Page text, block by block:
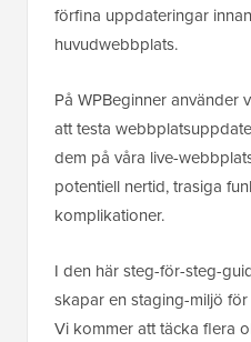
förfina uppdateringar
huvudwebbplats.
På WPBeginner
att testa
dem på våra live-
potentiell nertid, trasiga
komplikationer.
I den här steg-för-steg-
skapar en staging-miljö
Vi kommer att täcka flera